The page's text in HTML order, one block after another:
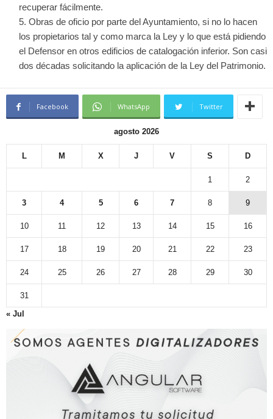
recuperar fácilmente.
Obras de oficio por parte del Ayuntamiento, si no lo hacen
los propietarios tal y como marca la Ley y lo que está pidiendo
el Defensor en otros edificios de catalogación inferior. Son casi
dos décadas solicitando la aplicación de la Ley del Patrimonio.
Facebook WhatsApp Twitter
agosto 2026
L M X J V S D
1 2
3 4 5 6 7 8 9
10 11 12 13 14 15 16
17 18 19 20 21 22 23
24 25 26 27 28 29 30
31
« Jul